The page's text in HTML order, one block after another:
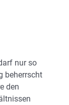
nur so
beherrscht
den